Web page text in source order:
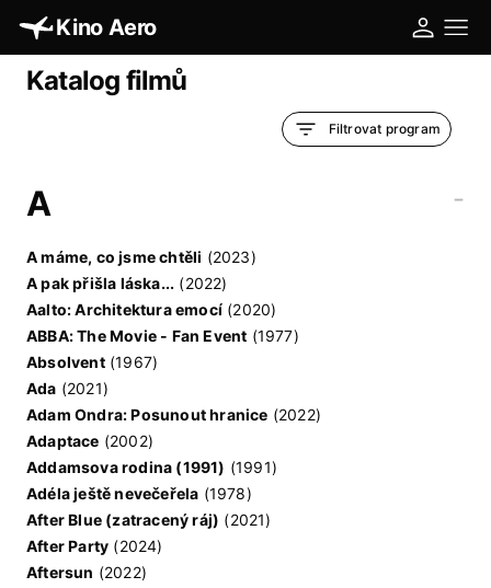
Kino Aero
Katalog filmů
Filtrovat program
A -
A máme, co jsme chtěli (2023)
A pak přišla láska... (2022)
Aalto: Architektura emocí (2020)
ABBA: The Movie - Fan Event (1977)
Absolvent(1967)
Ada (2021)
Adam Ondra: Posunout hranice (2022)
Adaptace (2002)
Addamsova rodina (1991) (1991)
Adéla ještě nevečeřela (1978)
After Blue (zatracený ráj) (2021)
After Party (2024)
Aftersun (2022)